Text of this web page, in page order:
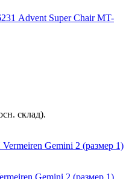
Advent Super Chair MT-
склад).
Gemini 2 (размер 1)